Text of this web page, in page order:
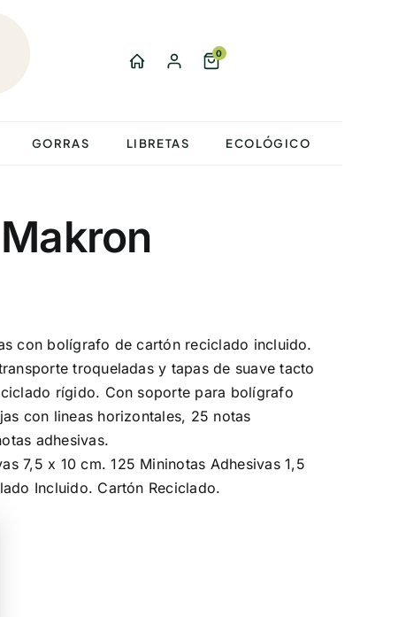
0
GORRAS LIBRETAS ECOLÓGICO
con bolígrafo de cartón reciclado incluido.
troqueladas y tapas de suave tacto
rígido. Con soporte para bolígrafo
con lineas horizontales, 25 notas
adhesivas.
7,5 x 10 cm. 125 Mininotas Adhesivas 1,5
Incluido. Cartón Reciclado.